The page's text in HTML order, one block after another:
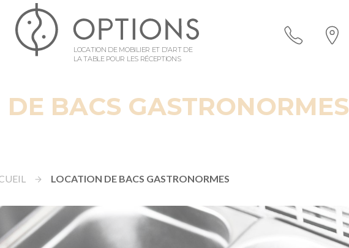
LOCATION DE MOBILIER ET D’ART DE
LA TABLE POUR LES RÉCEPTIONS
BACS GASTRONORMES
LOCATION DE BACS GASTRONORMES